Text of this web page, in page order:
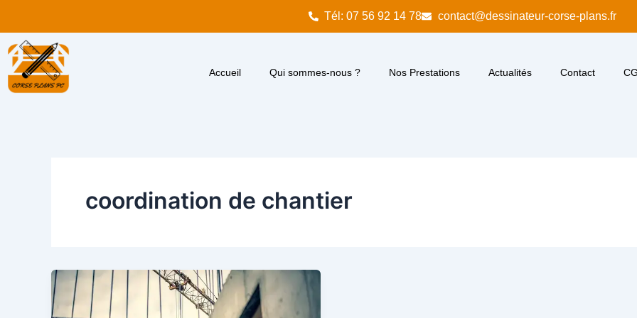
contenu
Tél: 07 56 92 14 78 contact@dessinateur-corse-plans.fr
Accueil Qui sommes-nous ? Nos Prestations Actualités Contact
coordination de chantier